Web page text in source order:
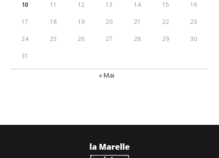
10 11 12 13 14 15 16
17 18 19 20 21 22 23
24 25 26 27 28 29 30
31
« Mai